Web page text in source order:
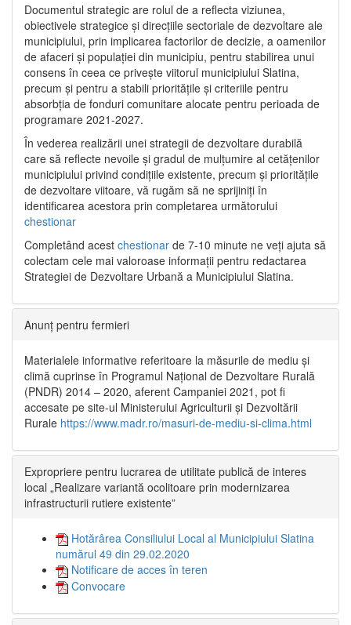
Documentul strategic are rolul de a reflecta viziunea,
obiectivele strategice și direcțiile sectoriale de dezvoltare ale
municipiului, prin implicarea factorilor de decizie, a oamenilor
de afaceri și populației din municipiu, pentru stabilirea unui
consens în ceea ce privește viitorul municipiului Slatina,
precum și pentru a stabili prioritățile și criteriile pentru
absorbția de fonduri comunitare alocate pentru perioada de
programare 2021-2027.
În vederea realizării unei strategii de dezvoltare durabilă
care să reflecte nevoile și gradul de mulțumire al cetățenilor
municipiului privind condițiile existente, precum și prioritățile
de dezvoltare viitoare, vă rugăm să ne sprijiniți în
identificarea acestora prin completarea următorului
chestionar
Completând acest chestionar de 7-10 minute ne veți ajuta să
colectam cele mai valoroase informații pentru redactarea
Strategiei de Dezvoltare Urbană a Municipiului Slatina.
Anunț pentru fermieri
Materialele informative referitoare la măsurile de mediu și
climă cuprinse în Programul Național de Dezvoltare Rurală
(PNDR) 2014 – 2020, aferent Campaniei 2021, pot fi
accesate pe site-ul Ministerului Agriculturii și Dezvoltării
Rurale https://www.madr.ro/masuri-de-mediu-si-clima.html
Expropriere pentru lucrarea de utilitate publică de interes
local „Realizare variantă ocolitoare prin modernizarea
infrastructurii rutiere existente”
Hotărârea Consiliului Local al Municipiului Slatina
numărul 49 din 29.02.2020
Notificare de acces în teren
Convocare